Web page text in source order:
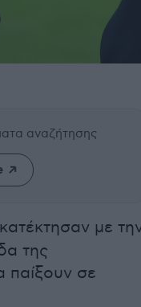
αναζήτησης
κατέκτησαν με
της
παίξουν σε